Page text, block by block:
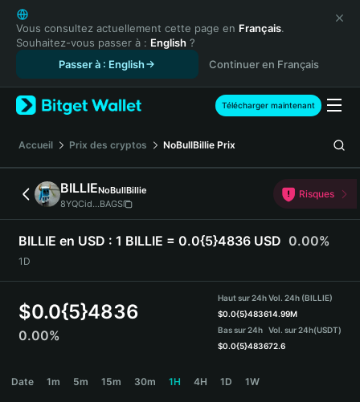
English
日本語
Tiếng Việt
Español (Latinoamérica)
Türkçe
Français
Deutsch
简体中文
繁體中文
Português (Portugal)
Bahasa Indonesia
ภาษาไทย
हिन्दी
Español
Português (Brasil)
Vous consultez actuellement cette page en Français.
Souhaitez-vous passer à : English ?
Passer à : English
Continuer en Français
Télécharger maintenant
Accueil Prix des cryptos NoBullBillie Prix
BILLIENoBullBillie
8YQCid...BAGS
Risques
BILLIE en USD : 1 BILLIE = 0.0{5}4836 USD 0.00%
1D
$0.0{5}4836
0.00%
Haut sur 24h
$0.0{5}4836
Bas sur 24h
$0.0{5}4836
Vol. 24h (BILLIE)
14.99M
Vol. sur 24h(USDT)
72.6
Date 1m 5m 15m 30m 1H 4H 1D 1W